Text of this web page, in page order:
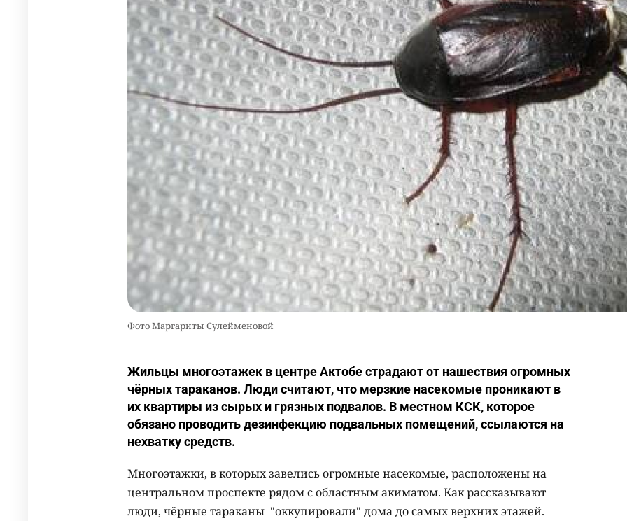
Фото Маргариты Сулейменовой
Жильцы многоэтажек в центре Актобе страдают от нашествия огромных
чёрных тараканов. Люди считают, что мерзкие насекомые проникают в
их квартиры из сырых и грязных подвалов. В местном КСК, которое
обязано проводить дезинфекцию подвальных помещений, ссылаются на
нехватку средств.
Многоэтажки, в которых завелись огромные насекомые, расположены на
центральном проспекте рядом с областным акиматом. Как рассказывают
люди, чёрные тараканы "оккупировали" дома до самых верхних этажей.